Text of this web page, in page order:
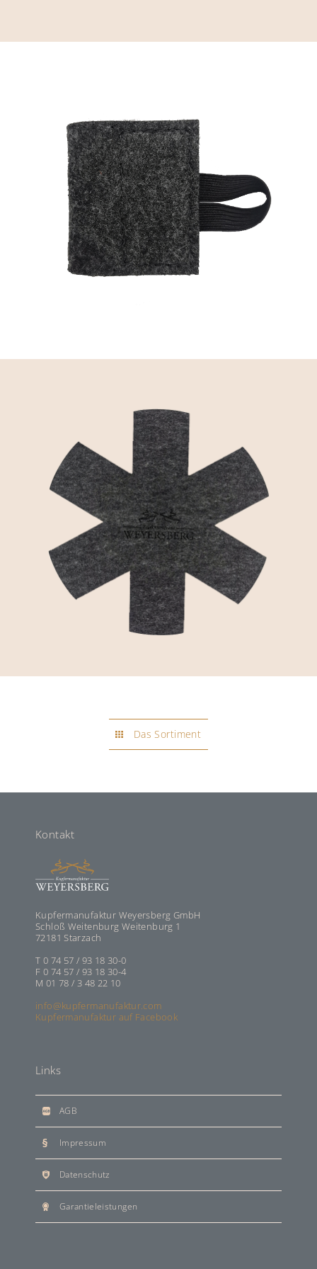
tiroler Kaiserschmarrn ein Highlight für
kalte Tage und Balsam für die Seele
Presse
Kundenservice
Händler
Kontakt
mehr
mehr
Das Sortiment
Kontakt
Kupfermanufaktur Weyersberg GmbH
Schloß Weitenburg Weitenburg 1
72181 Starzach
T 0 74 57 / 93 18 30-0
F 0 74 57 / 93 18 30-4
M 01 78 / 3 48 22 10
info@kupfermanufaktur.com
Kupfermanufaktur auf Facebook
Links
AGB
Impressum
Datenschutz
Garantieleistungen